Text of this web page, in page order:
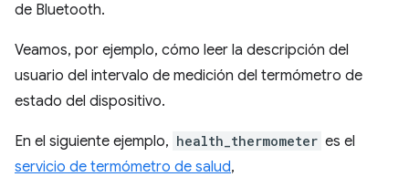
de Bluetooth.
Veamos, por ejemplo, cómo leer la descripción del
usuario del intervalo de medición del termómetro de
estado del dispositivo.
En el siguiente ejemplo, health_thermometer es el
servicio de termómetro de salud,